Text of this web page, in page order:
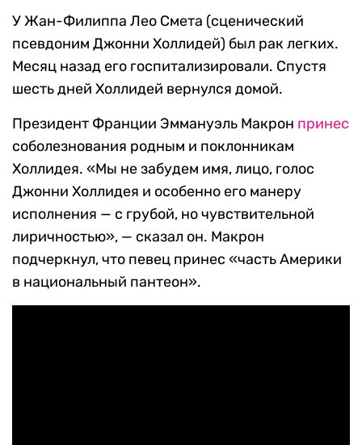
У Жан-Филиппа Лео Смета (сценический
псевдоним Джонни Холлидей) был рак легких.
Месяц назад его госпитализировали. Спустя
шесть дней Холлидей вернулся домой.
Президент Франции Эммануэль Макрон принес
соболезнования родным и поклонникам
Холлидея. «Мы не забудем имя, лицо, голос
Джонни Холлидея и особенно его манеру
исполнения — с грубой, но чувствительной
лиричностью», — сказал он. Макрон
подчеркнул, что певец принес «часть Америки
в национальный пантеон».